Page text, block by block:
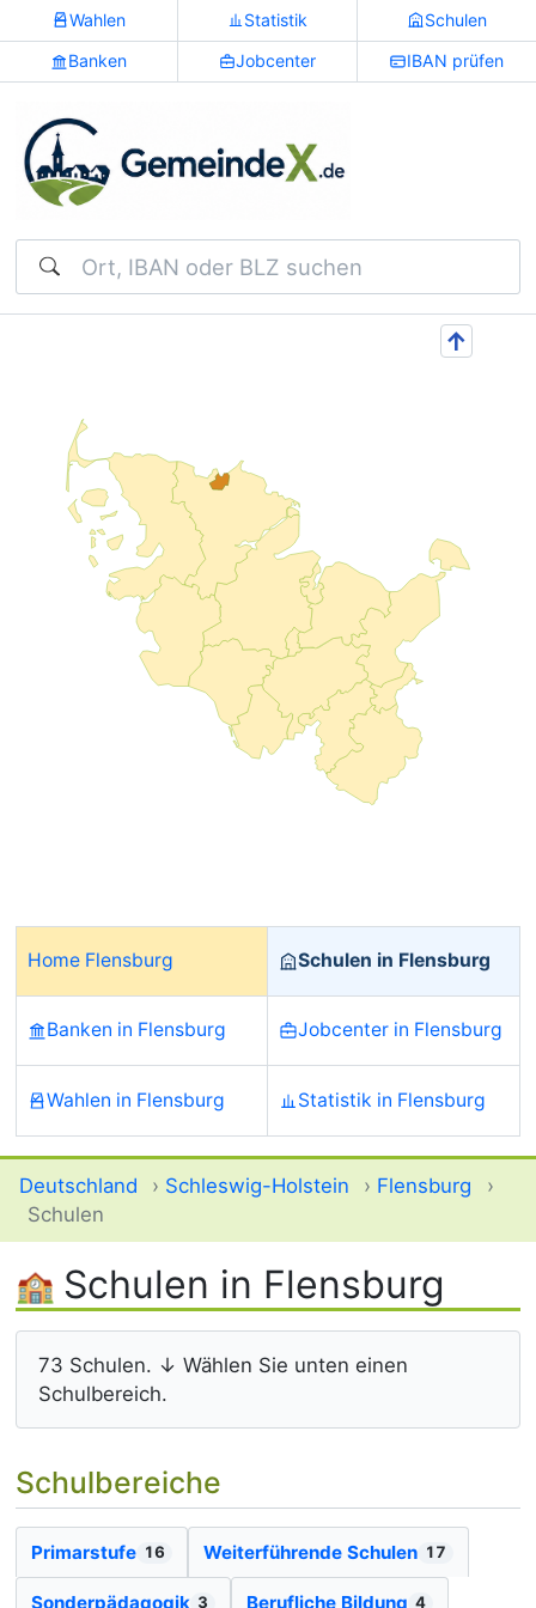
Wahlen Statistik Schulen
Banken Jobcenter IBAN prüfen
Suchen
↑
Home Flensburg Schulen in Flensburg
Banken in Flensburg Jobcenter in Flensburg
Wahlen in Flensburg Statistik in Flensburg
Deutschland › Schleswig-Holstein › Flensburg
›
Schulen
Schulen in Flensburg
73 Schulen. ↓ Wählen Sie unten einen
Schulbereich.
Schulbereiche
Primarstufe 16 Weiterführende Schulen 17
Sonderpädagogik 3 Berufliche Bildung 4